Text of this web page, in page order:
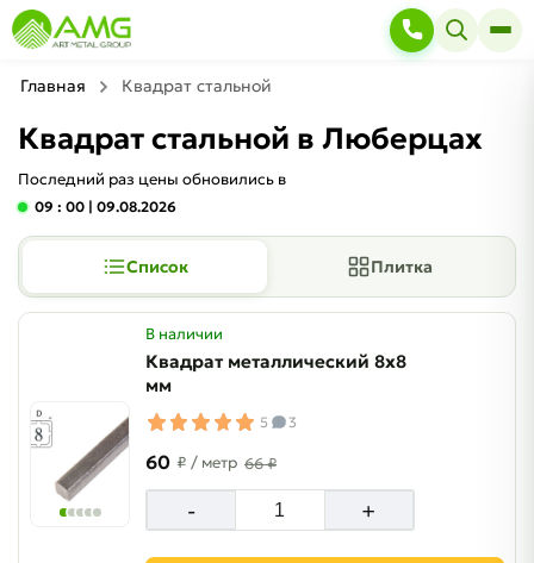
Главная Квадрат стальной
Квадрат стальной в Люберцах
Последний раз цены обновились в
09 : 00 | 09.08.2026
Список Плитка
В наличии
Квадрат металлический 8х8
мм
5 3
60 ₽ / метр 66 ₽
- +